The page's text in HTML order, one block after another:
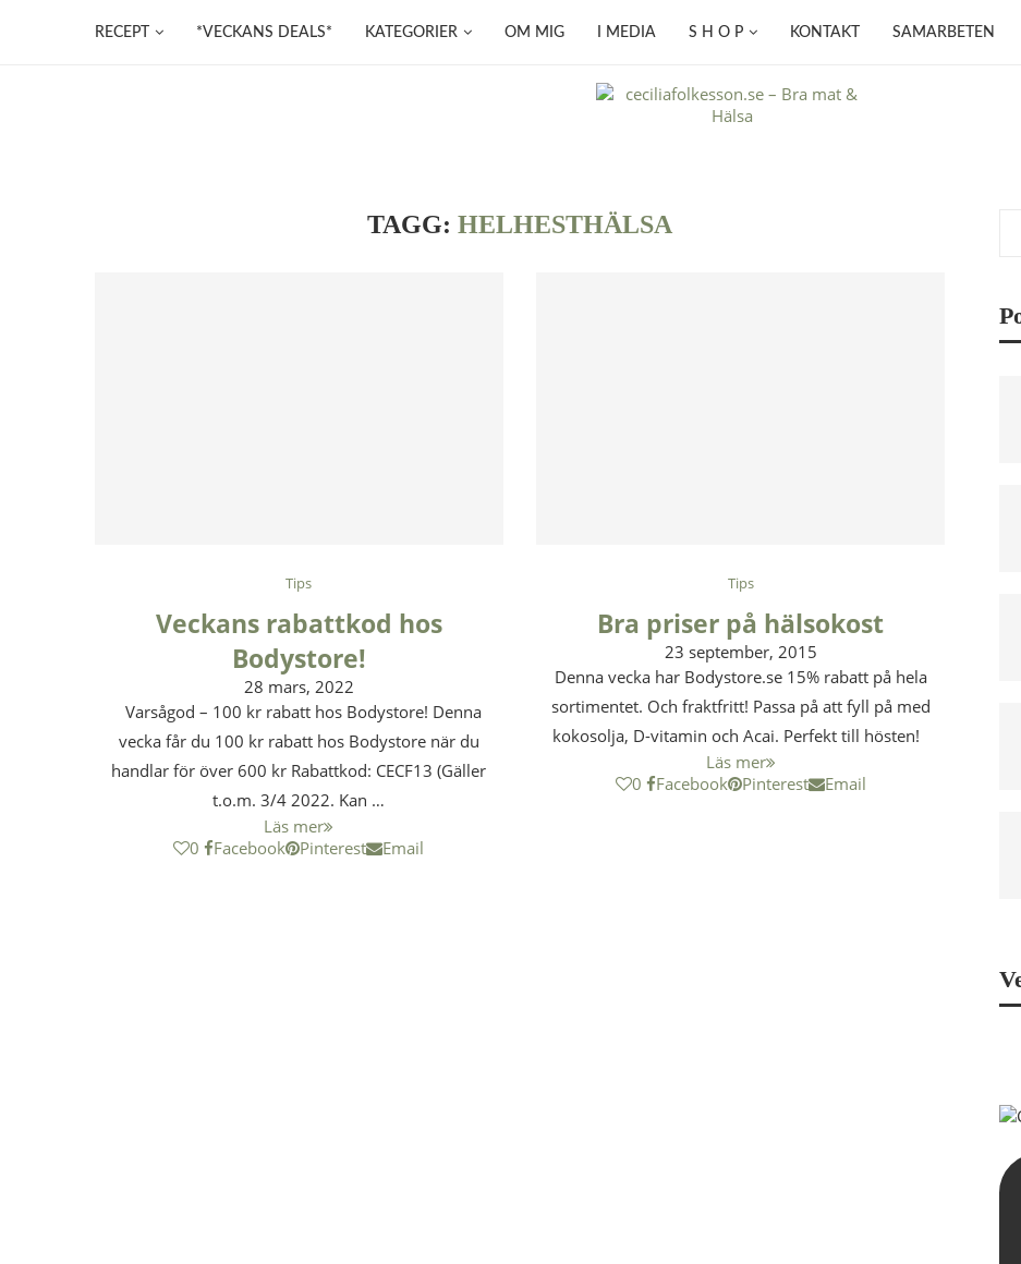
RECEPT *VECKANS DEALS* KATEGORIER OM MIG I MEDIA S H O P KONTAKT SAMARBETEN
TAGG: HELHESTHÄLSA
Tips
Veckans rabattkod hos
Bodystore!
28 mars, 2022
Varsågod – 100 kr rabatt hos Bodystore! Denna
vecka får du 100 kr rabatt hos Bodystore när du
handlar för över 600 kr Rabattkod: CECF13 (Gäller
t.o.m. 3/4 2022. Kan …
Läs mer
0
Facebook Pinterest Email
Tips
Bra priser på hälsokost
23 september, 2015
Denna vecka har Bodystore.se 15% rabatt på hela
sortimentet. Och fraktfritt! Passa på att fyll på med
kokosolja, D-vitamin och Acai. Perfekt till hösten!
Läs mer
0
Facebook Pinterest Email